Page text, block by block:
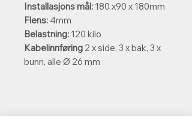
Installasjons mål: 180 x90 x 180mm
Flens: 4mm
Belastning: 120 kilo
Kabelinnføring 2 x side, 3 x bak, 3 x
bunn, alle Ø 26 mm